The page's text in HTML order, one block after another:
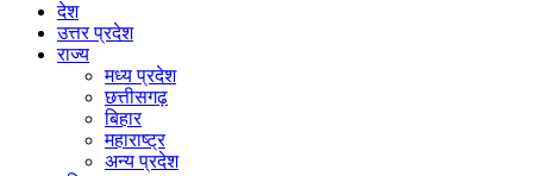
देश
उत्तर प्रदेश
राज्य
मध्य प्रदेश
छत्तीसगढ़
बिहार
महाराष्ट्र
अन्य प्रदेश